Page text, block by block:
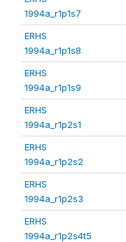
1994a_r1p1s7
ERHS
1994a_r1p1s8
ERHS
1994a_r1p1s9
ERHS
1994a_r1p2s1
ERHS
1994a_r1p2s2
ERHS
1994a_r1p2s3
ERHS
1994a_r1p2s4t5